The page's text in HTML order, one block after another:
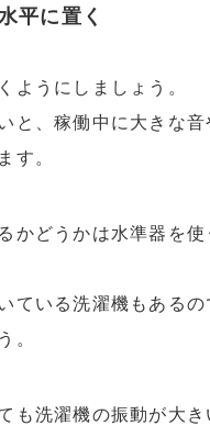
平に置く
ようにしましょう。
と、稼働中に大きな音
す。
かどうかは水準器を使
ている洗濯機もあるの
。
も洗濯機の振動が大き